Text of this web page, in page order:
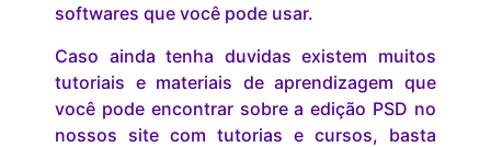
softwares que você pode usar.
Caso ainda tenha duvidas existem muitos
tutoriais e materiais de aprendizagem que
você pode encontrar sobre a edição PSD no
nossos site com tutorias e cursos, basta